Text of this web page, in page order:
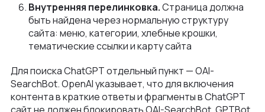
Внутренняя перелинковка.Страница должна
быть найдена через нормальную структуру
сайта: меню, категории, хлебные крошки,
тематические ссылки и карту сайта
Для поиска ChatGPT отдельный пункт — OAI-
SearchBot. OpenAI указывает, что для включения
контента в краткие ответы и фрагменты в ChatGPT